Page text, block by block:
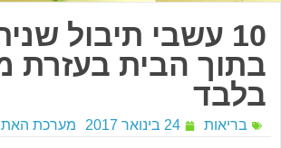
10 עשבי תיבול
בתוך הבית בעזרת
בלבד
בריאות 24 בינואר 2017 מערכת